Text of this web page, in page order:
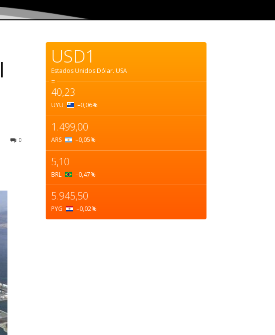
0
USD1
Estados Unidos Dólar. USA
=
40,23
UYU –0,06%
1.499,00
ARS –0,05%
5,10
BRL –0,47%
5.945,50
PYG –0,02%